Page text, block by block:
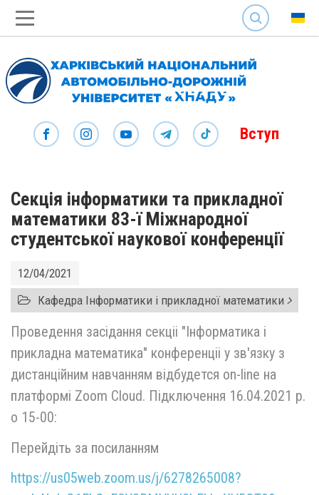
SEARCH
Вступ
Секція інформатики та прикладної
математики 83-ї Міжнародної
студентської наукової конференції
12/04/2021
Кафедра Інформатики і прикладної математики
Проведення засідання секціі "Інформатика і
прикладна математика" конференціі у зв'язку з
дистанційним навчанням відбудется on-line на
платформі Zoom Cloud. Підключення 16.04.2021 р.
о 15-00:
Перейдіть за посиланням
https://us05web.zoom.us/j/6278265008?